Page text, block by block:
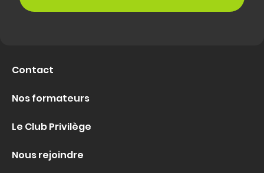
Contact
Nos formateurs
Le Club Privilège
Nous rejoindre